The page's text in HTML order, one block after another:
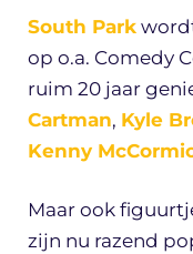
South Park
op o.a. Comedy
ruim 20 jaar
Cartman, Kyle
Kenny
Maar ook
zijn nu razend